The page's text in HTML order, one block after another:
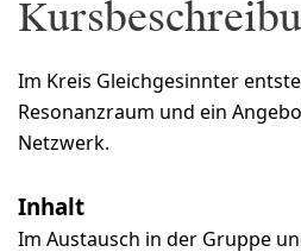
Im Kreis Gleichgesinnter
Resonanzraum und ein
Netzwerk.
Inhalt
Im Austausch in der Gruppe